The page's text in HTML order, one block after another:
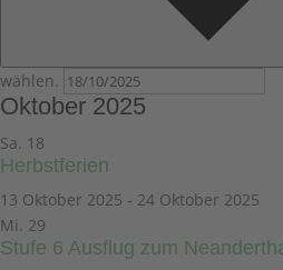
wählen.
Oktober 2025
Sa. 18
Herbstferien
13 Oktober 2025 - 24 Oktober 2025
Mi. 29
Stufe 6 Ausflug zum